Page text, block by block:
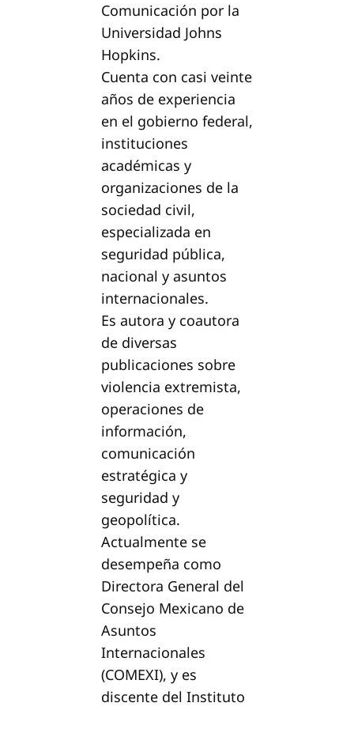
Comunicación por la
Universidad Johns
Hopkins.
Cuenta con casi veinte
años de experiencia
en el gobierno federal,
instituciones
académicas y
organizaciones de la
sociedad civil,
especializada en
seguridad pública,
nacional y asuntos
internacionales.
Es autora y coautora
de diversas
publicaciones sobre
violencia extremista,
operaciones de
información,
comunicación
estratégica y
seguridad y
geopolítica.
Actualmente se
desempeña como
Directora General del
Consejo Mexicano de
Asuntos
Internacionales
(COMEXI), y es
discente del Instituto